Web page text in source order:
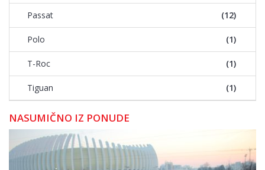
Passat (12)
Polo (1)
T-Roc (1)
Tiguan (1)
NASUMIČNO IZ PONUDE